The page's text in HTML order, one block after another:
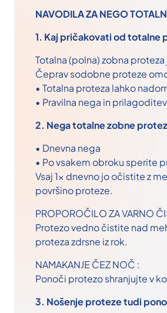
NAVODILA ZA NEGO
1. Kaj pričakovati od totalne
Totalna (polna) zobna
Čeprav sodobne proteze
• Totalna proteza lahko
• Pravilna nega in
2. Nega totalne zobne
• Dnevna nega
• Po vsakem obroku sperite
Vsaj 1x dnevno jo očistite z
površino proteze.
PROPOROČILO ZA VARNO
Protezo vedno čistite nad
proteza zdrsne iz rok.
NAMAKANJE ČEZ NOČ :
Ponoči protezo shranjujte v
3. Nošenje proteze tudi